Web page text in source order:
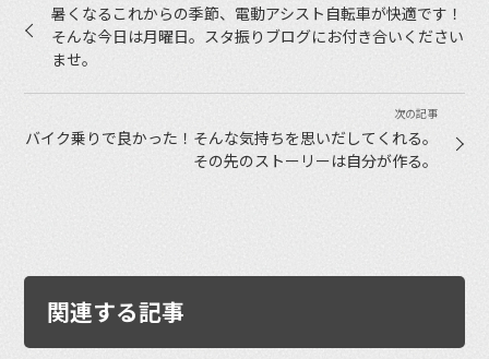
暑くなるこれからの季節、電動アシスト自転車が快適です！
そんな今日は月曜日。スタ振りブログにお付き合いください
ませ。
バイク乗りで良かった！そんな気持ちを思いだしてくれる。
その先のストーリーは自分が作る。
関連する記事